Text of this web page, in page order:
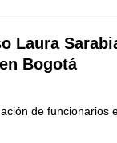
Laura
Bogotá
de funcionarios